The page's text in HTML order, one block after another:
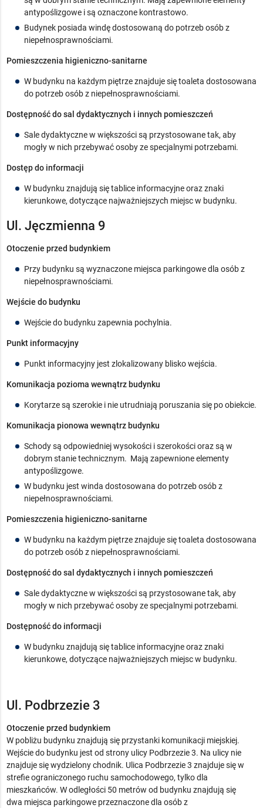
antypoślizgowe i są oznaczone kontrastowo.
Budynek posiada windę dostosowaną do potrzeb osób z
niepełnosprawnościami.
Pomieszczenia higieniczno-sanitarne
W budynku na każdym piętrze znajduje się toaleta dostosowana
do potrzeb osób z niepełnosprawnościami.
Dostępność do sal dydaktycznych i innych pomieszczeń
Sale dydaktyczne w większości są przystosowane tak, aby
mogły w nich przebywać osoby ze specjalnymi potrzebami.
Dostęp do informacji
W budynku znajdują się tablice informacyjne oraz znaki
kierunkowe, dotyczące najważniejszych miejsc w budynku.
Ul. Jęczmienna 9
Otoczenie przed budynkiem
Przy budynku są wyznaczone miejsca parkingowe dla osób z
niepełnosprawnościami.
Wejście do budynku
Wejście do budynku zapewnia pochylnia.
Punkt informacyjny
Punkt informacyjny jest zlokalizowany blisko wejścia.
Komunikacja pozioma wewnątrz budynku
Korytarze są szerokie i nie utrudniają poruszania się po obiekcie.
Komunikacja pionowa wewnątrz budynku
Schody są odpowiedniej wysokości i szerokości oraz są w
dobrym stanie technicznym. Mają zapewnione elementy
antypoślizgowe.
W budynku jest winda dostosowana do potrzeb osób z
niepełnosprawnościami.
Pomieszczenia higieniczno-sanitarne
W budynku na każdym piętrze znajduje się toaleta dostosowana
do potrzeb osób z niepełnosprawnościami.
Dostępność do sal dydaktycznych i innych pomieszczeń
Sale dydaktyczne w większości są przystosowane tak, aby
mogły w nich przebywać osoby ze specjalnymi potrzebami.
Dostępność do informacji
W budynku znajdują się tablice informacyjne oraz znaki
kierunkowe, dotyczące najważniejszych miejsc w budynku.
Ul. Podbrzezie 3
Otoczenie przed budynkiem
W pobliżu budynku znajdują się przystanki komunikacji miejskiej.
Wejście do budynku jest od strony ulicy Podbrzezie 3. Na ulicy nie
znajduje się wydzielony chodnik. Ulica Podbrzezie 3 znajduje się w
strefie ograniczonego ruchu samochodowego, tylko dla
mieszkańców. W odległości 50 metrów od budynku znajdują się
dwa miejsca parkingowe przeznaczone dla osób z